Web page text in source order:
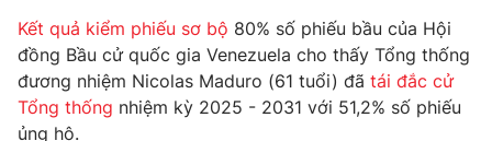
Câu chuyện quốc tế
Tài chính
Thị trường
Góc doanh nghiệp
Dữ liệu và đời sống
Truyền hình
Kết quả kiểm phiếu sơ bộ 80% số phiếu bầu của Hội
đồng Bầu cử quốc gia Venezuela cho thấy Tổng thống
đương nhiệm Nicolas Maduro (61 tuổi) đã tái đắc cử
Tổng thống nhiệm kỳ 2025 - 2031 với 51,2% số phiếu
ủng hộ.